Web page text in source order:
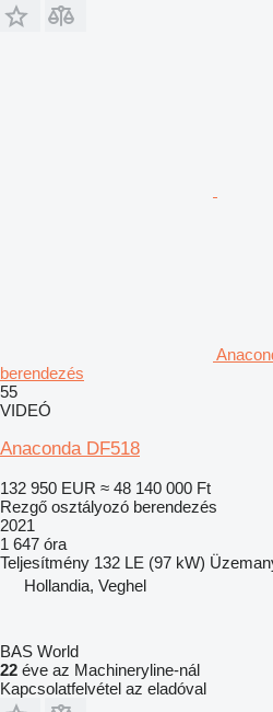
berendezés
55
VIDEÓ
Anaconda DF518
132 950 EUR ≈ 48 140 000 Ft
Rezgő osztályozó berendezés
2021
1 647 óra
Teljesítmény 132 LE (97 kW)
Hollandia, Veghel
BAS World
22 éve az Machineryline-nál
Kapcsolatfelvétel az eladóval